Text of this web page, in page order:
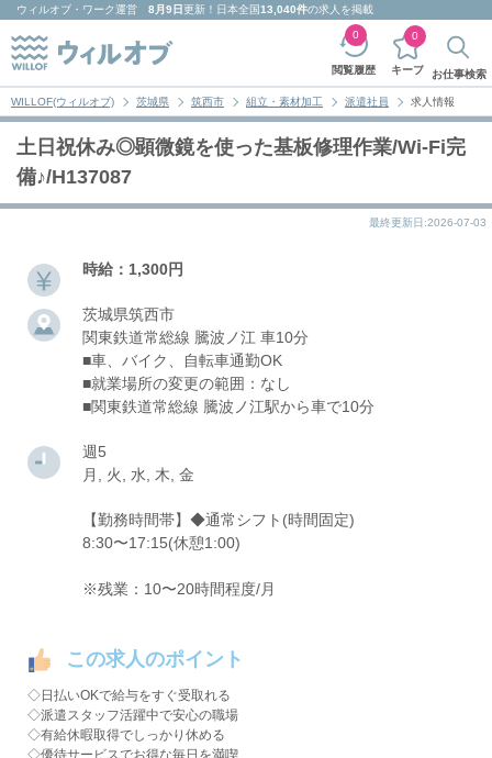
ウィルオブ・ワーク運営 8月9日更新！日本全国13,040件の求人を掲載
閲覧履歴
0
キープ
0
お仕事検索
WILLOF(ウィルオブ) 茨城県 筑西市 組立・素材加工 派遣社員 求人情報
土日祝休み◎顕微鏡を使った基板修理作業/Wi-Fi完
備♪/H137087
最終更新日:2026-07-03
時給：1,300円
茨城県筑西市
関東鉄道常総線 騰波ノ江 車10分
■車、バイク、自転車通勤OK
■就業場所の変更の範囲：なし
■関東鉄道常総線 騰波ノ江駅から車で10分
週5
月, 火, 水, 木, 金
【勤務時間帯】◆通常シフト(時間固定)
8:30〜17:15(休憩1:00)
※残業：10〜20時間程度/月
この求人のポイント
◇日払いOKで給与をすぐ受取れる
◇派遣スタッフ活躍中で安心の職場
◇有給休暇取得でしっかり休める
◇優待サービスでお得な毎日を満喫